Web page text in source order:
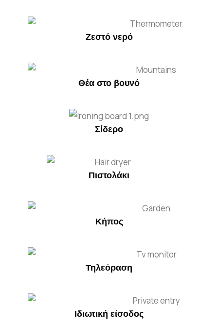
Ζεστό νερό
Θέα στο βουνό
Σίδερο
Πιστολάκι
Κήπος
Τηλεόραση
Ιδιωτική είσοδος